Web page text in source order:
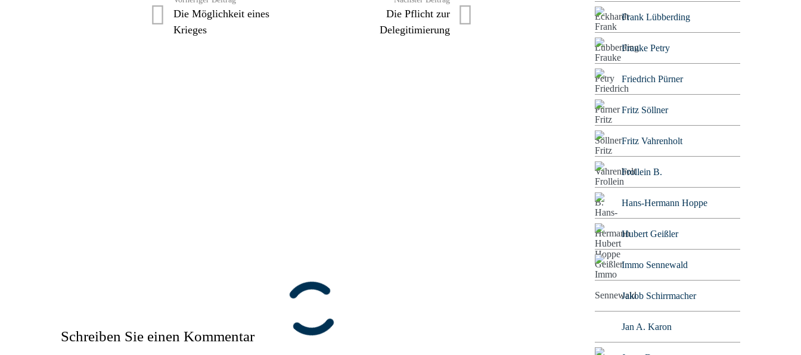
Die Möglichkeit eines
Krieges
Die Pflicht zur
Delegitimierung
Schreiben Sie einen Kommentar
Frank Lübberding
Frauke Petry
Friedrich Pürner
Fritz Söllner
Fritz Vahrenholt
Frollein B.
Hans-Hermann Hoppe
Hubert Geißler
Immo Sennewald
Jakob Schirrmacher
Jan A. Karon